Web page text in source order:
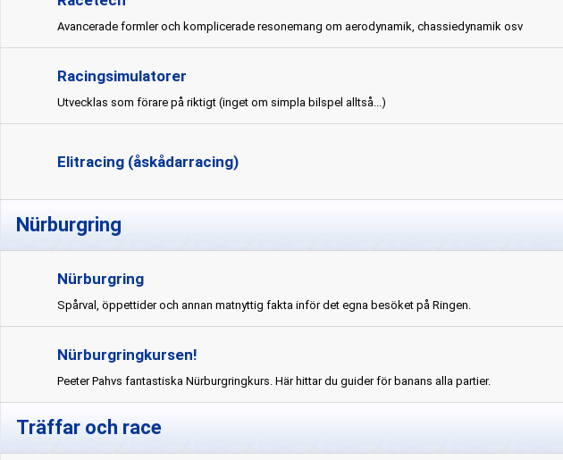
Avancerade formler och komplicerade resonemang om aerodynamik, chassiedynamik osv
Racingsimulatorer
Utvecklas som förare på riktigt (inget om simpla bilspel alltså...)
Elitracing (åskådarracing)
Nürburgring
Nürburgring
Spårval, öppettider och annan matnyttig fakta inför det egna besöket på Ringen.
Nürburgringkursen!
Peeter Pahvs fantastiska Nürburgringkurs. Här hittar du guider för banans alla partier.
Träffar och race